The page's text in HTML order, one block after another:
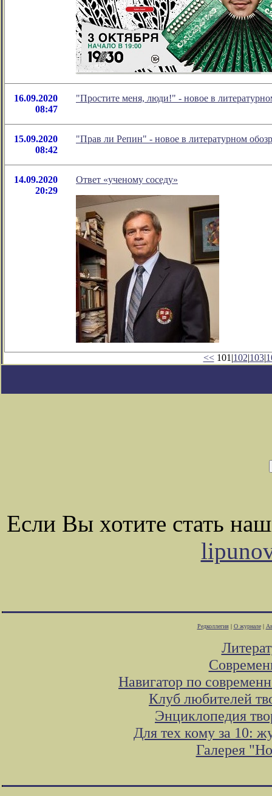
16.09.2020
08:47
"Простите меня, люди!" - новое в
15.09.2020
08:42
"Прав ли Репин" - новое в литературном
14.09.2020
20:29
Ответ «ученому соседу»
<<101|102|103|
Если Вы хотите стать
Редколлегия| О журнале|
Навигатор по
Клуб любителей
Энциклопедия
Для тех кому за 10:
Галерея